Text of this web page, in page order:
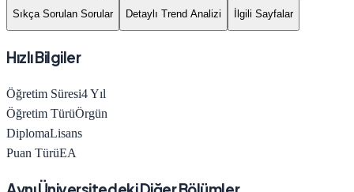
Sıkça Sorulan Sorular Detaylı Trend Analizi İlgili Sayfalar
Hızlı Bilgiler
Öğretim Süresi4Yıl
Öğretim TürüÖrgün
DiplomaLisans
Puan TürüEA